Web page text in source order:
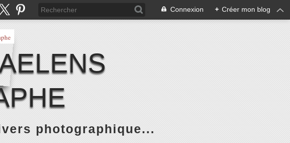
Connexion + Créer mon blog
photographique...